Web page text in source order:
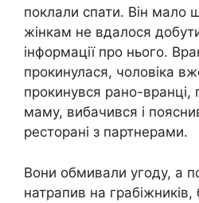
поклали спати. Він мало
жінкам не вдалося
інформації про нього.
прокинулася, чоловіка
прокинувся рано-вранці,
маму, вибачився і
ресторані з партнерами.
Вони обмивали угоду, а
натрапив на грабіжників,